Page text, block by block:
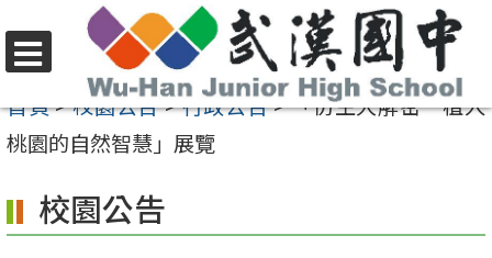
至
要
容
區
選
單
首頁>校園公告>行政公告>「仿生大解密—植入
桃園的自然智慧」展覽
校園公告